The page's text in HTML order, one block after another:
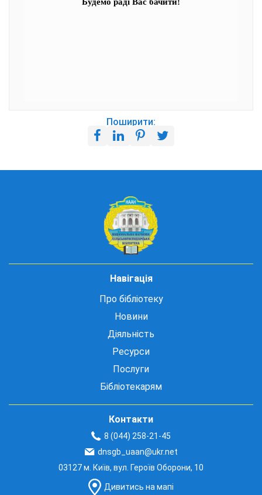
Поширити:
Навігація
Про бібліотеку
Новини
Діяльність
Ресурси
Послуги
Бібліотекарям
Контакти
8 (044) 258-21-45
dnsgb_uaan@ukr.net
03127 м. Київ, вул. Героїв Оборони, 10
Дивитись на мапі